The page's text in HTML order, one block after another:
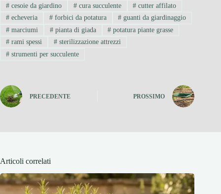
#cesoie da giardino #cura succulente # cutter affilato
#echeveria #forbici da potatura # guanti da giardinaggio
#marciumi #pianta di giada # potatura piante grasse
#rami spessi #sterilizzazione attrezzi
#strumenti per succulente
PRECEDENTE PROSSIMO
Articoli correlati